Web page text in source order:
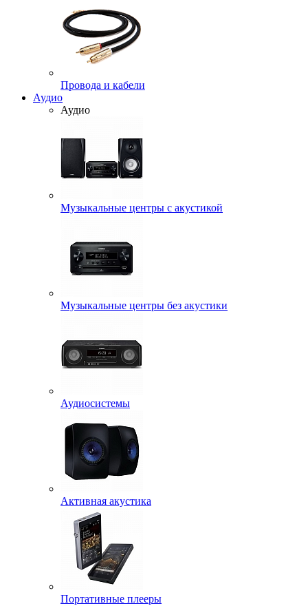
Провода и кабели
Аудио
Аудио
Музыкальные центры с акустикой
Музыкальные центры без акустики
Аудиосистемы
Активная акустика
Портативные плееры